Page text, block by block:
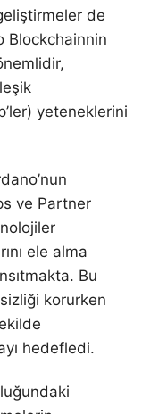
de
Blockchainnin
yeteneklerini
ve Partner
ele alma
Bu
korurken
hedefledi.